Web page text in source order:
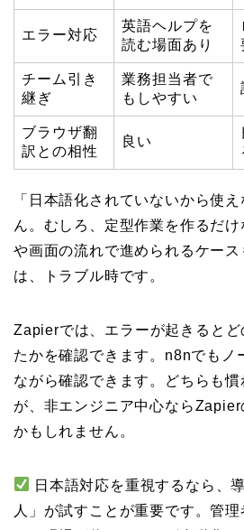
エラー対応
英語ヘルプを
読む場面あり
チーム引き
継ぎ
業務担当者で
もしやすい
ブラウザ翻
訳との相性
良い
「日本語化されていないから使
ん。むしろ、定型作業を作るだけ
や画面の流れで進められるケー
は、トラブル時です。
Zapierでは、エラーが起きるとど
たかを確認できます。n8nでもノ
ながら確認できます。どちらも
が、非エンジニア中心なら
かもしれません。
日本語対応を重視するなら、
人」が試すことが重要です。管